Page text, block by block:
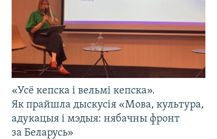
«Усё кепска і вельмі кепска».
Як прайшла дыскусія «Мова, культура,
адукацыя і мэдыя: нябачны фронт
за Беларусь»